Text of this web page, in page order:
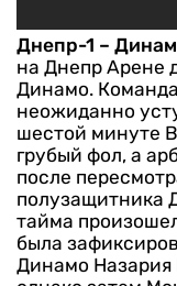
Днепр-1 –
на Днепр Арене
Динамо.
неожиданно
шестой минуте
грубый фол, а
после
полузащитника
тайма
была
Динамо Назария